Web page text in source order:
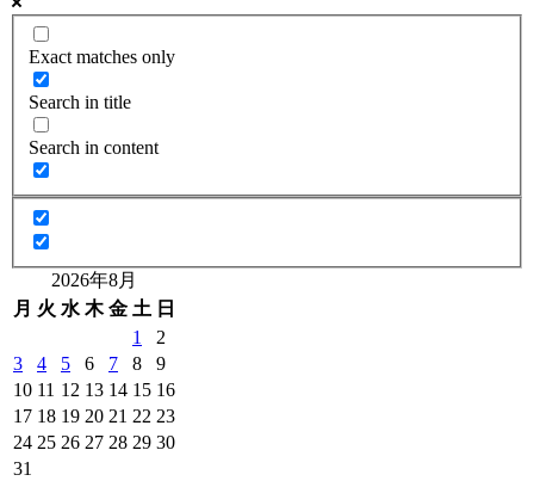
Exact matches only
Search in title
Search in content
2026年8月
月 火 水 木 金 土 日
1
2
3
4 5 6 7 8
9
10 11 12 13 14 15 16
17 18 19 20 21 22 23
24 25 26 27 28 29 30
31